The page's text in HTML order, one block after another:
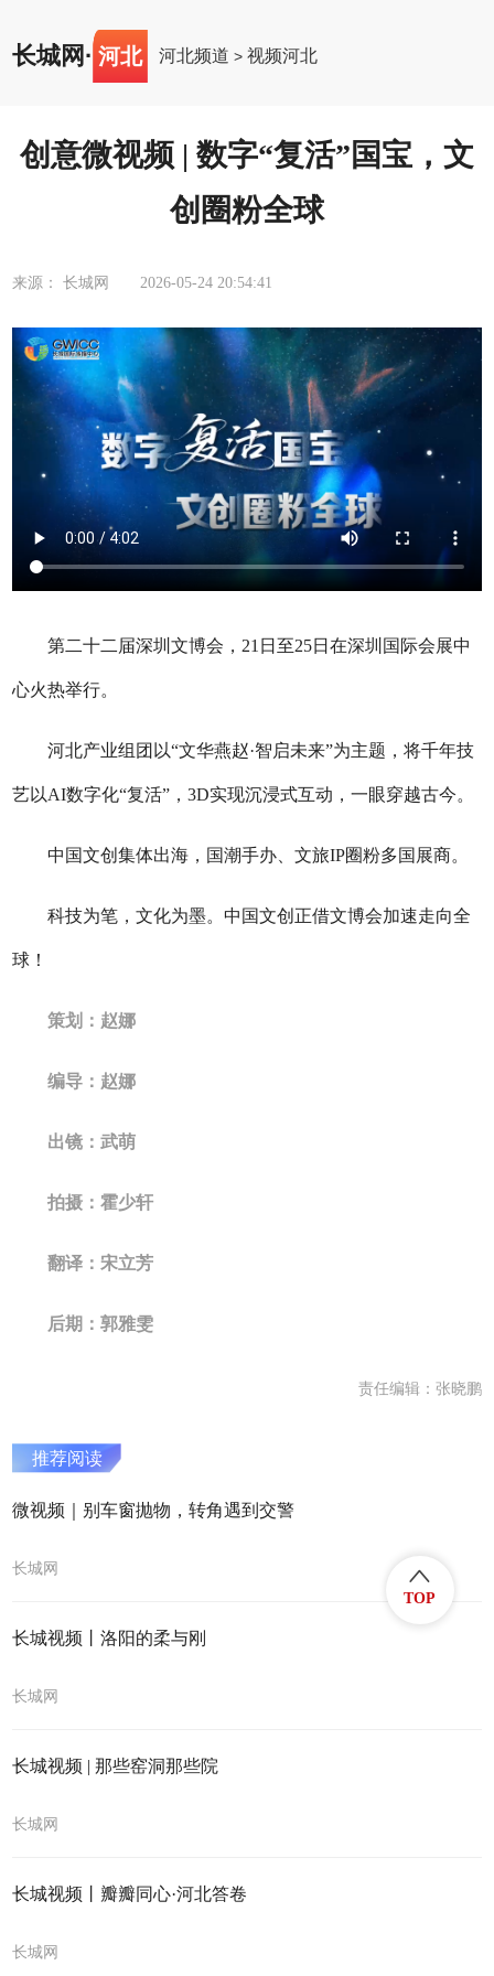
长城网 · 河北 河北频道 >视频河北
创意微视频 | 数字“复活”国宝，文
创圈粉全球
来源： 长城网 2026-05-24 20:54:41
第二十二届深圳文博会，21日至25日在深圳国际会展中
心火热举行。
河北产业组团以“文华燕赵·智启未来”为主题，将千年技
艺以AI数字化“复活”，3D实现沉浸式互动，一眼穿越古今。
中国文创集体出海，国潮手办、文旅IP圈粉多国展商。
科技为笔，文化为墨。中国文创正借文博会加速走向全
球！
策划：赵娜
编导：赵娜
出镜：武萌
拍摄：霍少轩
翻译：宋立芳
后期：郭雅雯
责任编辑：张晓鹏
推荐阅读
微视频｜别车窗抛物，转角遇到交警
长城网
长城视频丨洛阳的柔与刚
长城网
长城视频 | 那些窑洞那些院
长城网
长城视频丨瓣瓣同心·河北答卷
长城网
TOP